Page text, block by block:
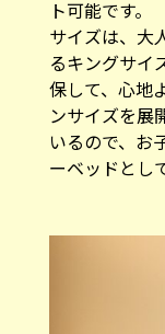
ト可能です。
サイズは、大
るキングサイ
保して、心地
ンサイズを展
いるので、お
ーベッドとし